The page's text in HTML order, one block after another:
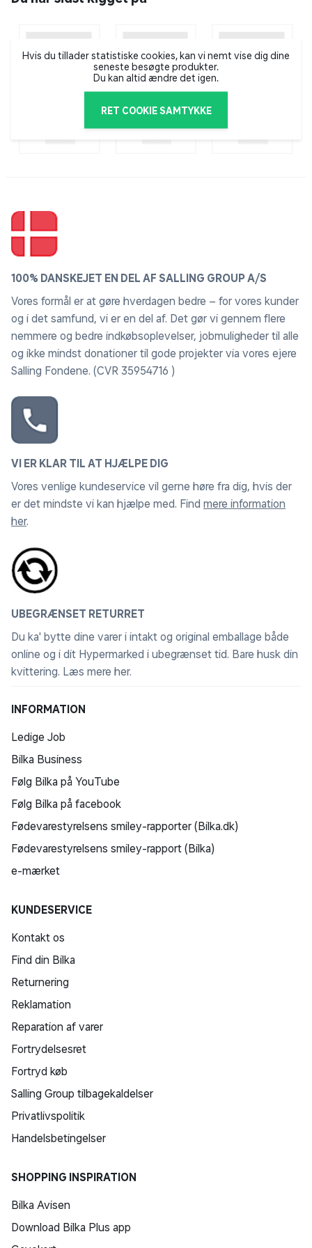
Hvis du tillader statistiske cookies, kan vi nemt vise dig dine
seneste besøgte produkter.
Du kan altid ændre det igen.
RET COOKIE SAMTYKKE
100% DANSKEJET EN DEL AF SALLING GROUP A/S
Vores formål er at gøre hverdagen bedre – for vores kunder
og i det samfund, vi er en del af. Det gør vi gennem flere
nemmere og bedre indkøbsoplevelser, jobmuligheder til alle
og ikke mindst donationer til gode projekter via vores ejere
Salling Fondene. (CVR 35954716 )
VI ER KLAR TIL AT HJÆLPE DIG
Vores venlige kundeservice vil gerne høre fra dig, hvis der
er det mindste vi kan hjælpe med. Find mere information
her.
UBEGRÆNSET RETURRET
Du ka' bytte dine varer i intakt og original emballage både
online og i dit Hypermarked i ubegrænset tid. Bare husk din
kvittering. Læs mere her.
INFORMATION
Ledige Job
Bilka Business
Følg Bilka på YouTube
Følg Bilka på facebook
Fødevarestyrelsens smiley-rapporter (Bilka.dk)
Fødevarestyrelsens smiley-rapport (Bilka)
e-mærket
KUNDESERVICE
Kontakt os
Find din Bilka
Returnering
Reklamation
Reparation af varer
Fortrydelsesret
Fortryd køb
Salling Group tilbagekaldelser
Privatlivspolitik
Handelsbetingelser
SHOPPING INSPIRATION
Bilka Avisen
Download Bilka Plus app